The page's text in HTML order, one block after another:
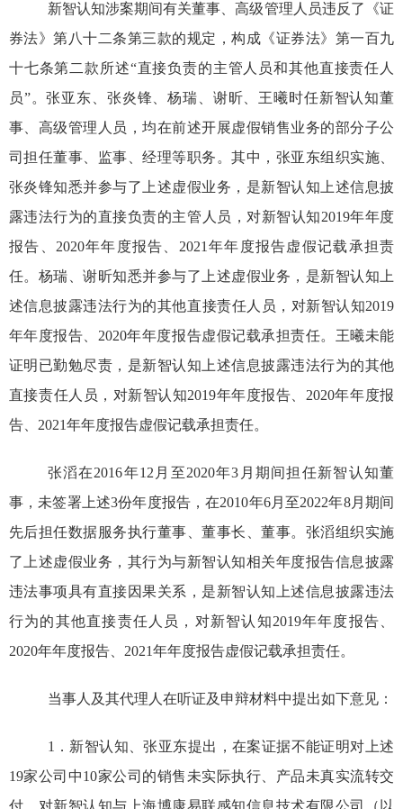
新智认知涉案期间有关董事、高级管理人员违反了
《证
券法》第八十二条第三款的规定 ，构成《证券法》第一百九
十七条第二款所述“直接负责的主管人员和其他直接责任人
员”。张亚东、 张炎锋、杨瑞、谢昕、王曦时任新智认知董
事、高级管理人员，均在前述开展虚假销售业务的部分子公
司担任董事、监事、经理等职务。其中，张亚东组织实施、
张炎锋知悉并参与了上述虚假业务，是新智认知上述信息披
露违法行为的直接负责的主管人员，对新智认知2019年年度
报告、 2020年年度报告、 2021年年度报告虚假记载承担责
任。杨瑞、谢昕知悉并参与了上述虚假业务，是新智认知上
述信息披露违法行为的其他直接责任人员， 对新智认知2019
年年度报告、 2020年年度报告虚假记载承担责任。王曦未能
证明已勤勉尽责，是新智认知上述信息披露违法行为的其他
直接责任人员， 对新智认知2019年年度报告、 2020年年度报
告、 2021年年度报告虚假记载承担责任。
张滔在2016年12月至2020年3 月期间担任新智认知董
事，未签署上述3份年度报告，在2010年6月至2022年8月期间
先后担任数据服务执行董事、董事长、董事。张滔组织实施
了上述虚假业务 ，其行为与新智认知相关年度报告信息披露
违法事项具有直接因果关系，是新智认知上述信息披露违法
行为的其他直接责任人员， 对新智认知2019年年度报告、
2020年年度报告、 2021年年度报告虚假记载承担责任。
当事人及其代理人在听证及申辩材料中提出如下意见：
1 ． 新智认知、张亚东提出，在案证据不能证明对上述
19家公司中10家公司的销售未实际执行、产品未真实流转交